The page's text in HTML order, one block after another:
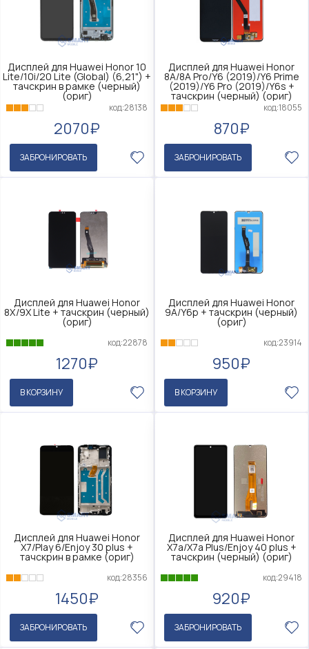
Дисплей для Huawei Honor 10
Lite/10i/20 Lite (Global) (6,21") +
тачскрин в рамке (черный)
(ориг)
код:28138
2070₽
ЗАБРОНИРОВАТЬ
Дисплей для Huawei Honor
8A/8A Pro/Y6 (2019)/Y6 Prime
(2019)/Y6 Pro (2019)/Y6s +
тачскрин (черный) (ориг)
код:18055
870₽
ЗАБРОНИРОВАТЬ
Дисплей для Huawei Honor
8X/9X Lite + тачскрин (черный)
(ориг)
код:22878
1270₽
В КОРЗИНУ
Дисплей для Huawei Honor
9A/Y6p + тачскрин (черный)
(ориг)
код:23914
950₽
В КОРЗИНУ
Дисплей для Huawei Honor
X7/Play 6/Enjoy 30 plus +
тачскрин в рамке (ориг)
код:28356
1450₽
ЗАБРОНИРОВАТЬ
Дисплей для Huawei Honor
X7a/X7a Plus/Enjoy 40 plus +
тачскрин (черный) (ориг)
код:29418
920₽
ЗАБРОНИРОВАТЬ